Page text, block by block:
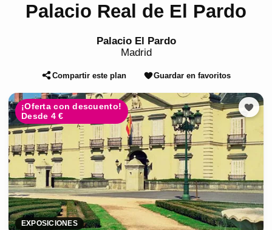
Palacio Real de El Pardo
Palacio El Pardo
Madrid
Compartir este plan Guardar en favoritos
¡Oferta con descuento!
Desde 4 €
EXPOSICIONES